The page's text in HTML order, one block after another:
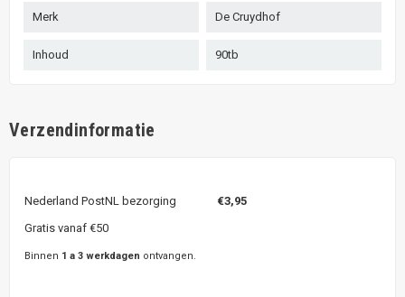
Merk De Cruydhof
Inhoud 90tb
Verzendinformatie
Nederland PostNL bezorging €3,95
Gratis vanaf €50
Binnen 1 a 3 werkdagen ontvangen.